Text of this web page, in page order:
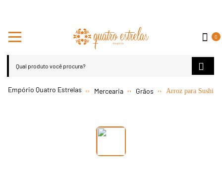
0
Mercearia Grãos Arroz para Sushi